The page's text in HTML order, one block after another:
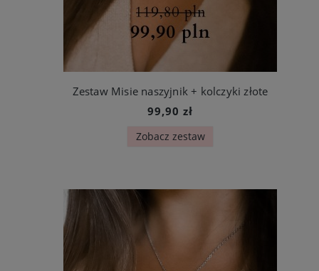
Zestaw Misie naszyjnik + kolczyki złote
99,90 zł
Zobacz zestaw